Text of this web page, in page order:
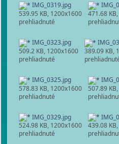
IMG_0319.jpg
539.95 KB, 1200x1600
prehliadnuté
471.68
IMG_0323.jpg
509.2 KB, 1200x1600
prehliadnuté
389.09 KB,
IMG_0325.jpg
578.83 KB, 1200x1600
prehliadnuté
507.89
IMG_0329.jpg
524.98 KB, 1200x1600
prehliadnuté
439.08